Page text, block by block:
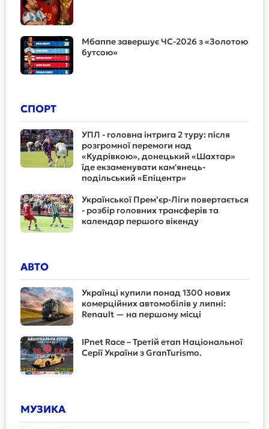
Мбаппе завершує ЧС-2026 з «Золотою
бутсою»
СПОРТ
УПЛ - головна інтрига 2 туру: після
розгромної перемоги над
«Кудрівкою», донецький «Шахтар»
їде екзаменувати кам'янець-
подільський «Епіцентр»
Української Прем’єр-Ліги повертається
- розбір головних трансферів та
календар першого вікенду
АВТО
Українці купили понад 1300 нових
комерційних автомобілів у липні:
Renault — на першому місці
IPnet Race – Третій етап Національної
Серії України з GranTurismo.
МУЗИКА